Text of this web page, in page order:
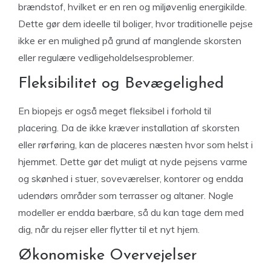
brændstof, hvilket er en ren og miljøvenlig energikilde.
Dette gør dem ideelle til boliger, hvor traditionelle pejse
ikke er en mulighed på grund af manglende skorsten
eller regulære vedligeholdelsesproblemer.
Fleksibilitet og Bevægelighed
En biopejs er også meget fleksibel i forhold til
placering. Da de ikke kræver installation af skorsten
eller rørføring, kan de placeres næsten hvor som helst i
hjemmet. Dette gør det muligt at nyde pejsens varme
og skønhed i stuer, soveværelser, kontorer og endda
udendørs områder som terrasser og altaner. Nogle
modeller er endda bærbare, så du kan tage dem med
dig, når du rejser eller flytter til et nyt hjem.
Økonomiske Overvejelser